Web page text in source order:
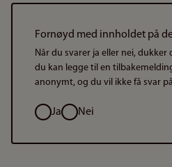
Fornøyd med innholdet på
Når du svarer ja eller nei,
du kan legge til en
anonymt, og du vil ikke få svar
ValgJa Nei